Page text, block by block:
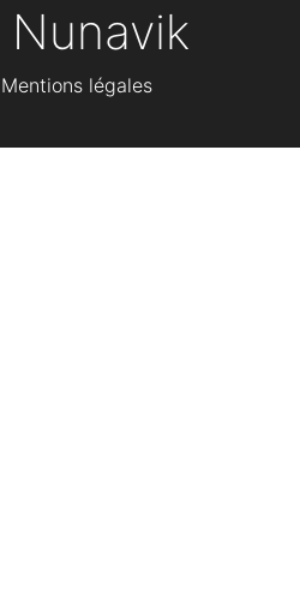
Nunavik
Mentions légales